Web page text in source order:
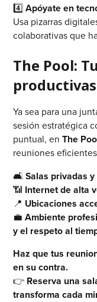
4️⃣Apóyate en
Usa pizarras
colaborativas que
The Pool:
productivas
Ya sea para una
sesión estratégica
puntual, enThe
reuniones
🛋️Salas privadas
📶 Internet de alta
📍 Ubicaciones
💼Ambiente
y el respeto al
Haz que tus
en su contra.
👉 Reserva una
transforma cada